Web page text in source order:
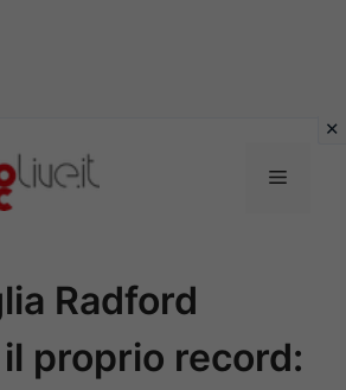
Menu
Radford
proprio record: